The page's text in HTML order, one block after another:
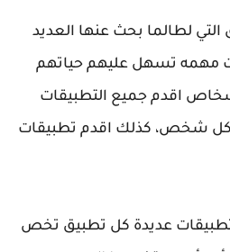
لطالما بحث عنها العديد
مهمه تسهل عليهم حياتهم
اقدم جميع التطبيقات
كل شخص، كذلك اقدم تطبيقات
تطبيقات عديدة كل تطبيق تخص